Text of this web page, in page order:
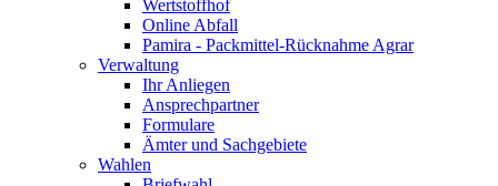
Wertstoffhof
Online Abfall
Pamira - Packmittel-Rücknahme Agrar
Verwaltung
Ihr Anliegen
Ansprechpartner
Formulare
Ämter und Sachgebiete
Wahlen